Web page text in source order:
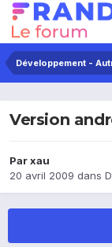
Développement -
Version
Parxau
20 avril 2009 dans